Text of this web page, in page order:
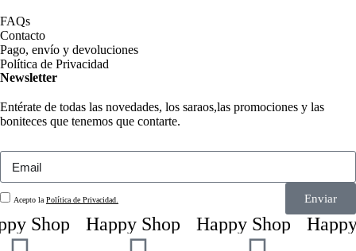
FAQs
Contacto
Pago, envío y devoluciones
Política de Privacidad
Newsletter
Entérate de todas las novedades, los saraos,las promociones y las
boniteces que tenemos que contarte.
Acepto laPolítica de Privacidad. Enviar
Shop Happy Shop Happy Shop